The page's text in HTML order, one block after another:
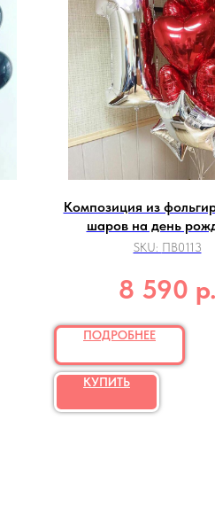
Композиция из
шаров на день
SKU: ПВ0113
8 590 р.
ПОДРОБНЕЕ
КУПИТЬ